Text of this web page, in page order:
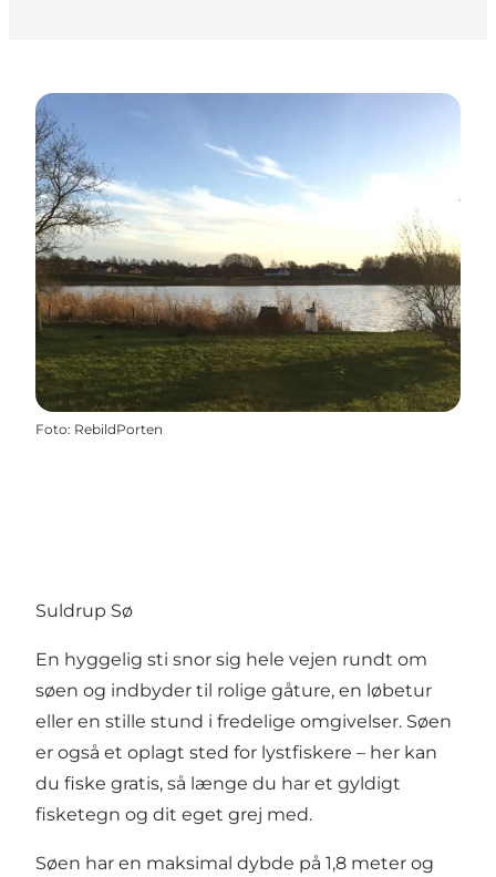
Foto: RebildPorten
Suldrup Sø
En hyggelig sti snor sig hele vejen rundt om
søen og indbyder til rolige gåture, en løbetur
eller en stille stund i fredelige omgivelser. Søen
er også et oplagt sted for lystfiskere – her kan
du fiske gratis, så længe du har et gyldigt
fisketegn og dit eget grej med.
Søen har en maksimal dybde på 1,8 meter og